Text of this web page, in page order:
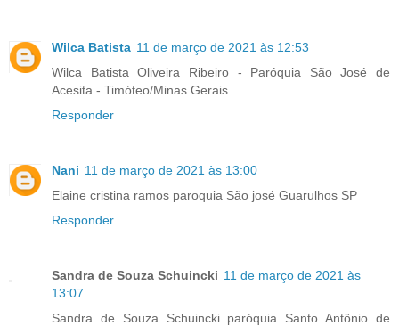
Wilca Batista 11 de março de 2021 às 12:53
Wilca Batista Oliveira Ribeiro - Paróquia São José de
Acesita - Timóteo/Minas Gerais
Responder
Nani 11 de março de 2021 às 13:00
Elaine cristina ramos paroquia São josé Guarulhos SP
Responder
Sandra de Souza Schuincki 11 de março de 2021 às
13:07
Sandra de Souza Schuincki paróquia Santo Antônio de